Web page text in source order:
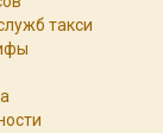
такси